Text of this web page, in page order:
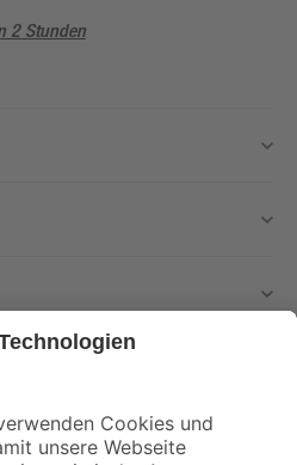
2 Stunden
und Aktionen mehr verpassen!